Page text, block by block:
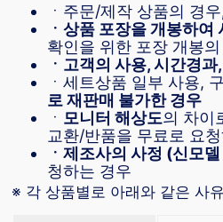
ㆍ주문/제작 상품의 경우
ㆍ상품 포장을 개봉하여
확인을 위한 포장 개봉
ㆍ고객의 사용, 시간경과
ㆍ세트상품 일부 사용,
로 재판매 불가한 경우
ㆍ 모니터 해상도의 차이
교환/반품을 무료로 요
ㆍ제조사의 사정 (신모
청하는 경우
※ 각 상품별로 아래와 같은 사